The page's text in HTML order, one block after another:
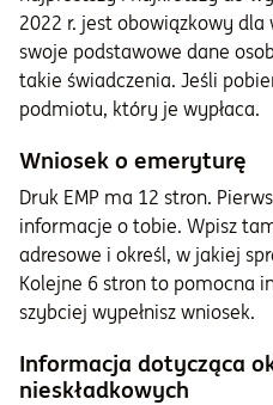
2022 r. jest obowiązkowy dla
swoje podstawowe dane
takie świadczenia. Jeśli
podmiotu, który je wypłaca.
Wniosek o emeryturę
Druk EMP ma 12 stron.
informacje o tobie. Wpisz
adresowe i określ, w jakiej
Kolejne 6 stron to pomocna
szybciej wypełnisz wniosek.
Informacja dotycząca
nieskładkowych